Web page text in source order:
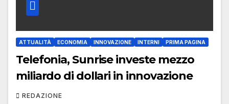
ATTUALITÀ ECONOMIA INNOVAZIONE INTERNI PRIMA PAGINA
Telefonia, Sunrise investe mezzo
miliardo di dollari in innovazione
REDAZIONE